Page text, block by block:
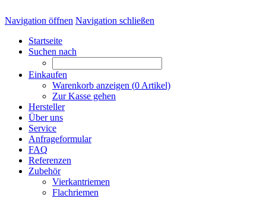
Navigation öffnen Navigation schließen
Startseite
Suchen nach
Einkaufen
Warenkorb anzeigen (0 Artikel)
Zur Kasse gehen
Hersteller
Über uns
Service
Anfrageformular
FAQ
Referenzen
Zubehör
Vierkantriemen
Flachriemen